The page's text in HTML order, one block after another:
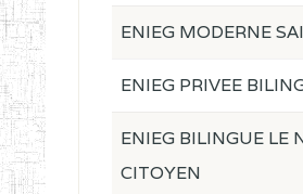
ENIEG MODERNE
ENIEG PRIVEE
ENIEG BILINGUE LE
CITOYEN